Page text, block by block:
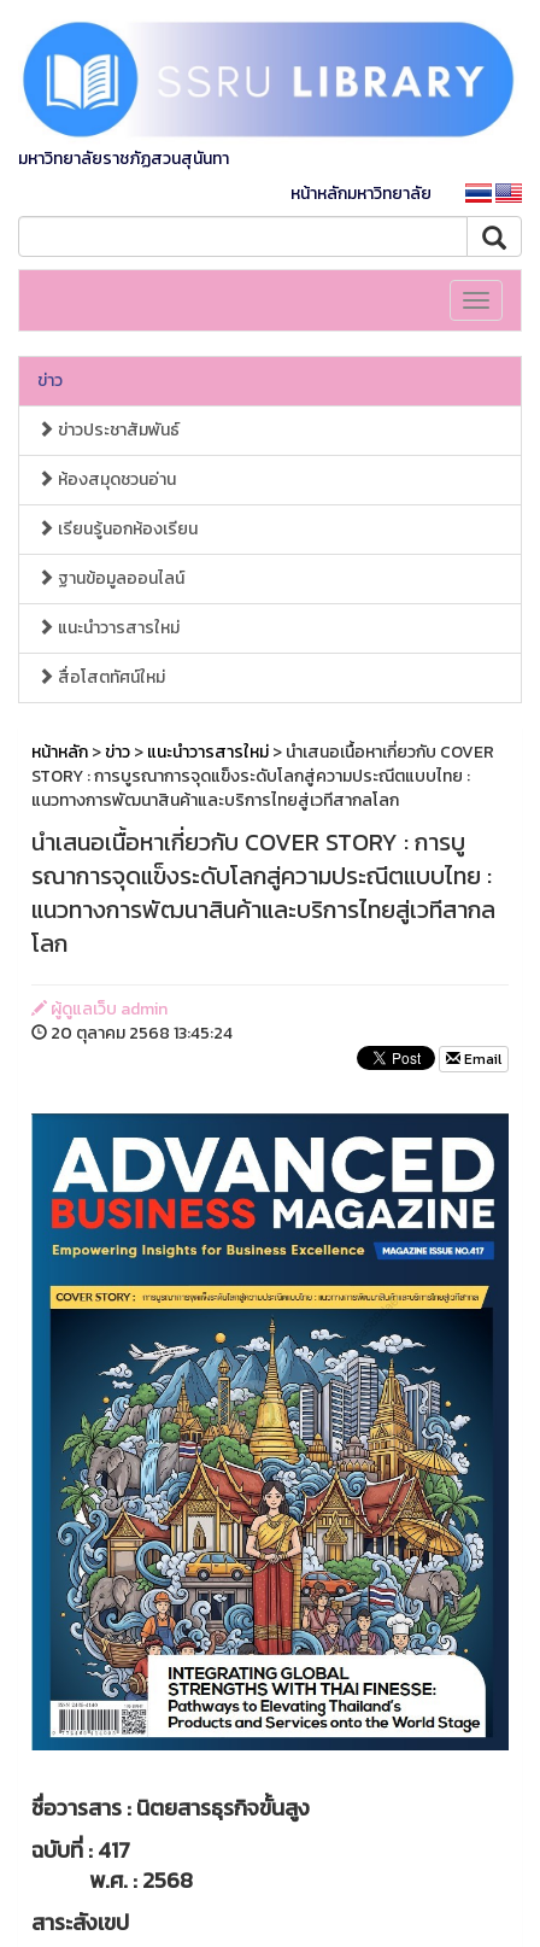
มหาวิทยาลัยราชภัฏสวนสุนันทา
หน้าหลักมหาวิทยาลัย
Toggle
ข่าว
ข่าวประชาสัมพันธ์
ห้องสมุดชวนอ่าน
เรียนรู้นอกห้องเรียน
ฐานข้อมูลออนไลน์
แนะนำวารสารใหม่
สื่อโสตทัศน์ใหม่
หน้าหลัก>ข่าว>แนะนำวารสารใหม่> นำเสนอเนื้อหาเกี่ยวกับ COVER
STORY : การบูรณาการจุดแข็งระดับโลกสู่ความประณีตแบบไทย :
แนวทางการพัฒนาสินค้าและบริการไทยสู่เวทีสากลโลก
นำเสนอเนื้อหาเกี่ยวกับ COVER STORY : การบู
รณาการจุดแข็งระดับโลกสู่ความประณีตแบบไทย :
แนวทางการพัฒนาสินค้าและบริการไทยสู่เวทีสากล
โลก
ผู้ดูแลเว็บ admin
20 ตุลาคม 2568 13:45:24
Email
ชื่อวารสาร : นิตยสารธุรกิจขั้นสูง
ฉบับที่ : 417
พ.ศ. : 2568
สาระสังเขป